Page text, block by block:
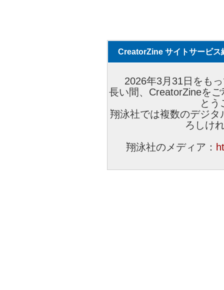
CreatorZine サイトサービス
2026年3月31日をも
長い間、CreatorZineを
とう
翔泳社では複数のデジ
ろしけ
翔泳社のメディア：